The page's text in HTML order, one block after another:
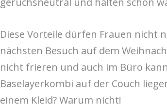
Diese Vorteile dürfen Frauen nicht
nächsten Besuch auf dem
nicht frieren und auch im Büro
Baselayerkombi auf der Couch
einem Kleid? Warum nicht!